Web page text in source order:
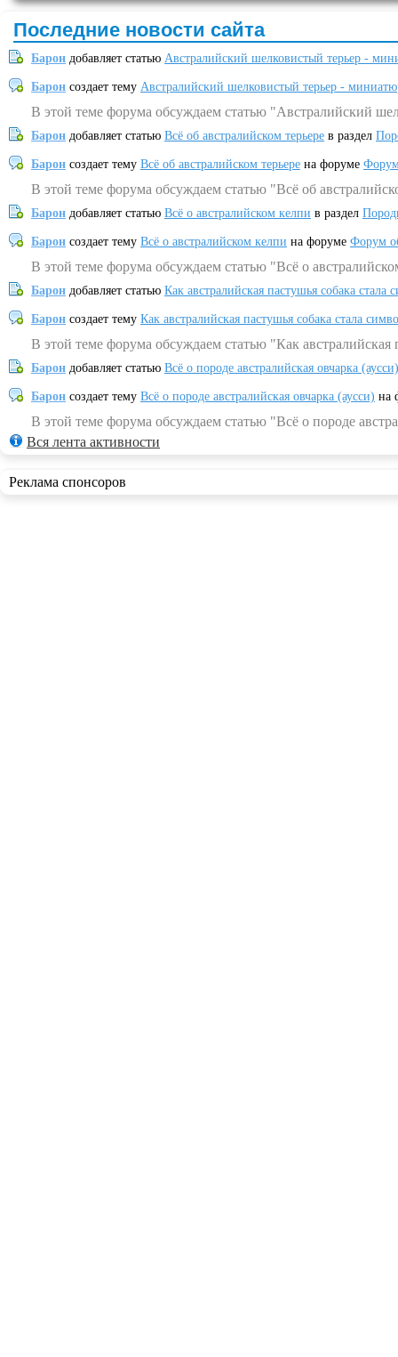
Последние новости сайта
Барон добавляет статью Австралийский шелковистый терьер -
Барон создает тему Австралийский шелковистый терьер -
В этой теме форума обсуждаем статью "Австралийский
Барон добавляет статью Всё об австралийском терьере в раздел
Барон создает тему Всё об австралийском терьере на форуме
В этой теме форума обсуждаем статью "Всё об
Барон добавляет статью Всё о австралийском келпи в раздел
Барон создает тему Всё о австралийском келпи на форуме Форум
В этой теме форума обсуждаем статью "Всё о
Барон добавляет статью Как австралийская пастушья собака
Барон создает тему Как австралийская пастушья собака стала
В этой теме форума обсуждаем статью "Как
Барон добавляет статью Всё о породе австралийская овчарка (аусси)
Барон создает тему Всё о породе австралийская овчарка (аусси) на
В этой теме форума обсуждаем статью "Всё о породе
Вся лента активности
Реклама спонсоров